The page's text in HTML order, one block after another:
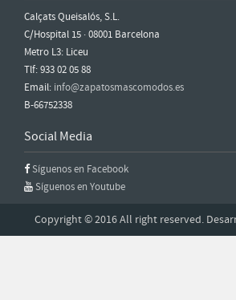
Calçats Queisalós, S.L.
C/Hospital 15 · 08001 Barcelona
Metro L3: Liceu
Tlf: 933 02 05 88
Email: info@zapatosmascomodos.es
B-66752338
Social Media
Síguenos en Facebook
Síguenos en Youtube
Copyright © 2016 All right reserved.